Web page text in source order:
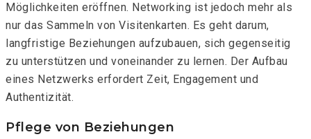
Möglichkeiten eröffnen. Networking ist jedoch mehr als
nur das Sammeln von Visitenkarten. Es geht darum,
langfristige Beziehungen aufzubauen, sich gegenseitig
zu unterstützen und voneinander zu lernen. Der Aufbau
eines Netzwerks erfordert Zeit, Engagement und
Authentizität.
Pflege von Beziehungen